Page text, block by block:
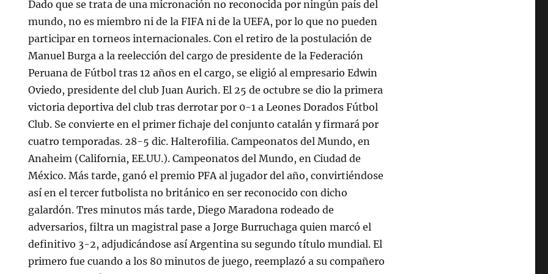
Dado que se trata de una micronación no reconocida por ningún país del
mundo, no es miembro ni de la FIFA ni de la UEFA, por lo que no pueden
participar en torneos internacionales. Con el retiro de la postulación de
Manuel Burga a la reelección del cargo de presidente de la Federación
Peruana de Fútbol tras 12 años en el cargo, se eligió al empresario Edwin
Oviedo, presidente del club Juan Aurich. El 25 de octubre se dio la primera
victoria deportiva del club tras derrotar por 0-1 a Leones Dorados Fútbol
Club. Se convierte en el primer fichaje del conjunto catalán y firmará por
cuatro temporadas. 28-5 dic. Halterofilia. Campeonatos del Mundo, en
Anaheim (California, EE.UU.). Campeonatos del Mundo, en Ciudad de
México. Más tarde, ganó el premio PFA al jugador del año, convirtiéndose
así en el tercer futbolista no británico en ser reconocido con dicho
galardón. Tres minutos más tarde, Diego Maradona rodeado de
adversarios, filtra un magistral pase a Jorge Burruchaga quien marcó el
definitivo 3-2, adjudicándose así Argentina su segundo título mundial. El
primero fue cuando a los 80 minutos de juego, reemplazó a su compañero